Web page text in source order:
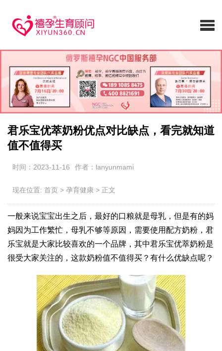
君乐宝优萃奶粉优点对比缺点，看完就知道
值不值得买
时间：2023-11-16 作者：lanyunmami
现在位置: 首页 > 孕育健康 > 正文
一般来说宝宝出生之后，最好的口粮就是母乳，但是有的妈
妈因为工作繁忙，母乳不够等原因，需要使用配方奶粉，君
乐宝就是大家比较喜欢的一个品牌，其中君乐宝优萃奶粉是
很受大家关注的，这款奶粉值不值得买？有什么优缺点呢？